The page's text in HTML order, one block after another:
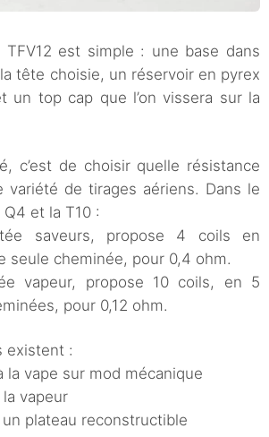
TFV12 est simple : une base dans
tête choisie, un réservoir en pyrex
un top cap que l’on vissera sur la
c’est de choisir quelle résistance
variété de tirages aériens. Dans le
et la T10 :
saveurs, propose 4 coils en
seule cheminée, pour 0,4 ohm.
vapeur, propose 10 coils, en 5
pour 0,12 ohm.
existent :
la vape sur mod mécanique
vapeur
plateau reconstructible